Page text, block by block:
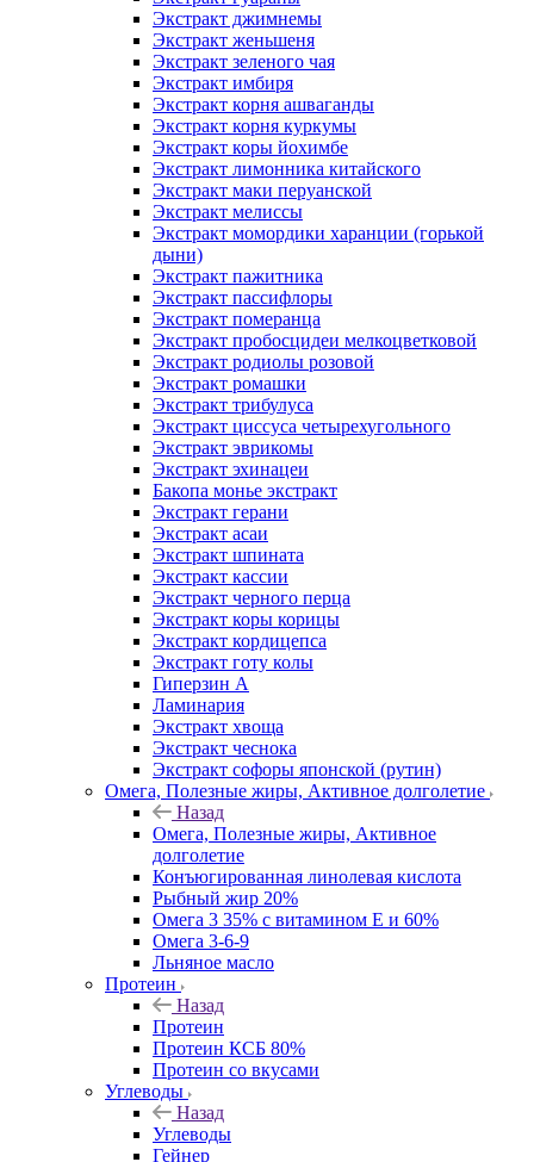
Экстракт джимнемы
Экстракт женьшеня
Экстракт зеленого чая
Экстракт имбиря
Экстракт корня ашваганды
Экстракт корня куркумы
Экстракт коры йохимбе
Экстракт лимонника китайского
Экстракт маки перуанской
Экстракт мелиссы
Экстракт момордики харанции (горькой
дыни)
Экстракт пажитника
Экстракт пассифлоры
Экстракт померанца
Экстракт пробосцидеи мелкоцветковой
Экстракт родиолы розовой
Экстракт ромашки
Экстракт трибулуса
Экстракт циссуса четырехугольного
Экстракт эврикомы
Экстракт эхинацеи
Бакопа монье экстракт
Экстракт герани
Экстракт асаи
Экстракт шпината
Экстракт кассии
Экстракт черного перца
Экстракт коры корицы
Экстракт кордицепса
Экстракт готу колы
Гиперзин А
Ламинария
Экстракт хвоща
Экстракт чеснока
Экстракт софоры японской (рутин)
Омега, Полезные жиры, Активное долголетие
Назад
Омега, Полезные жиры, Активное
долголетие
Конъюгированная линолевая кислота
Рыбный жир 20%
Омега 3 35% с витамином Е и 60%
Омега 3-6-9
Льняное масло
Протеин
Назад
Протеин
Протеин КСБ 80%
Протеин со вкусами
Углеводы
Назад
Углеводы
Гейнер